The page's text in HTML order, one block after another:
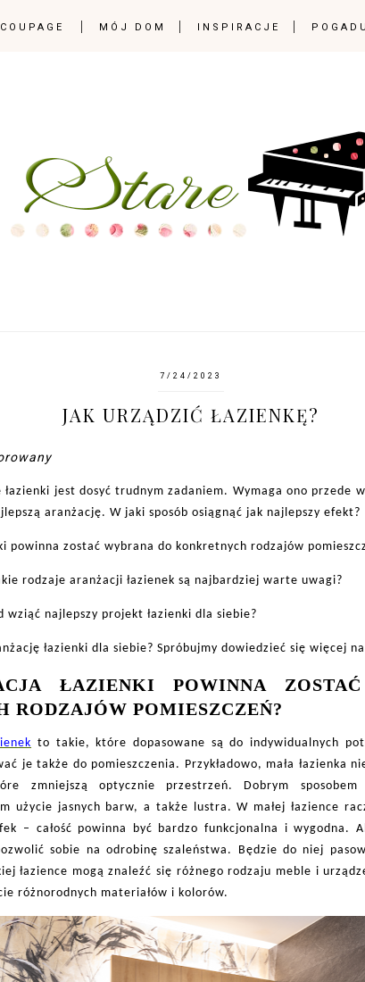
MÓJ DOM INSPIRACJE
7/24/2023
JAK URZĄDZIĆ ŁAZIENKĘ?
jest dosyć trudnym zadaniem. Wymaga ono przede
aranżację. W jaki sposób osiągnąć jak najlepszy efekt?
powinna zostać wybrana do konkretnych rodzajów
rodzaje aranżacji łazienek są najbardziej warte uwagi?
wziąć najlepszy projekt łazienki dla siebie?
łazienki dla siebie? Spróbujmy dowiedzieć się więcej
ŁAZIENKI POWINNA
RODZAJÓW POMIESZCZEŃ?
to takie, które dopasowane są do indywidualnych
je także do pomieszczenia. Przykładowo, mała łazienka
zmniejszą optycznie przestrzeń. Dobrym sposobem
użycie jasnych barw, a także lustra. W małej łazience
– całość powinna być bardzo funkcjonalna i wygodna.
sobie na odrobinę szaleństwa. Będzie do niej
łazience mogą znaleźć się różnego rodzaju meble i
różnorodnych materiałów i kolorów.